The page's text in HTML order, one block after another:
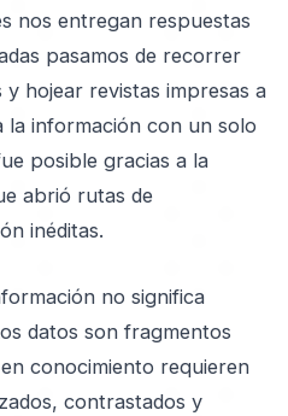
nos entregan respuestas
pasamos de recorrer
hojear revistas impresas a
la información con un solo
posible gracias a la
abrió rutas de
inéditas.
no significa
datos son fragmentos
conocimiento requieren
contrastados y